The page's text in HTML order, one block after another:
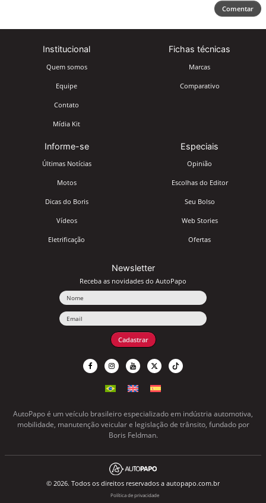
Comentar
Institucional
Quem somos
Equipe
Contato
Mídia Kit
Fichas técnicas
Marcas
Comparativo
Informe-se
Últimas Notícias
Motos
Dicas do Boris
Vídeos
Eletrificação
Especiais
Opinião
Escolhas do Editor
Seu Bolso
Web Stories
Ofertas
Newsletter
Receba as novidades do AutoPapo
Cadastrar
AutoPapo é um veículo brasileiro especializado em indústria automotiva,
mobilidade, manutenção veicular e legislação de trânsito, fundado por
Boris Feldman.
© 2026. Todos os direitos reservados a autopapo.com.br
Política de privacidade